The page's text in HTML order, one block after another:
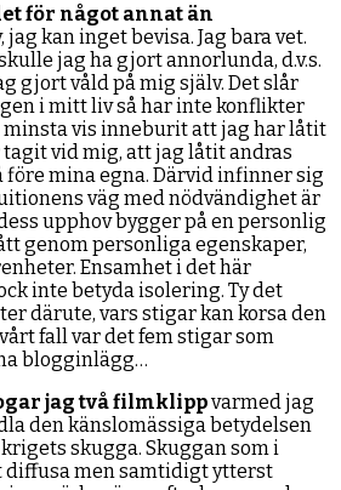
för något annat än
jag kan inget bevisa. Jag bara vet.
jag ha gjort annorlunda, d.v.s.
gjort våld på mig själv. Det slår
i mitt liv så har inte konflikter
vis inneburit att jag har låtit
vid mig, att jag låtit andras
före mina egna. Därvid infinner sig
väg med nödvändighet är
upphov bygger på en personlig
genom personliga egenskaper,
Ensamhet i det här
inte betyda isolering. Ty det
därute, vars stigar kan korsa den
fall var det fem stigar som
blogginlägg…
jag två filmklippvarmed jag
den känslomässiga betydelsen
skugga. Skuggan som i
men samtidigt ytterst